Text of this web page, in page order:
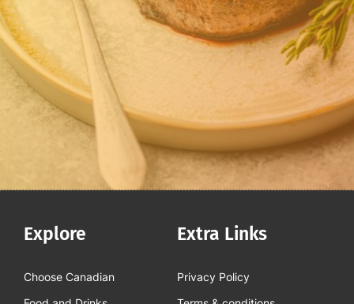
Explore
Choose Canadian
Extra Links
Privacy Policy